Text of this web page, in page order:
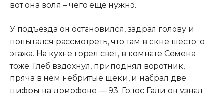
вот она воля – чего еще нужно.​
​У подъезда он остановился, задрал голову и
попытался рассмотреть, что там в окне шестого
этажа. На кухне горел свет, в комнате Семена
тоже. Глеб вздохнул, приподнял воротник,
пряча в нем небритые щеки, и набрал две
цифры на домофоне — 93. Голос Гали он узнал